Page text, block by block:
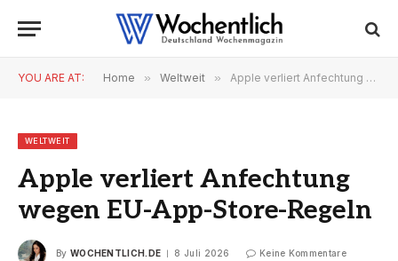
YOU ARE AT: Home » Weltweit » Apple verliert Anfechtung wegen EU-App-Store-Regeln
WELTWEIT
Apple verliert Anfechtung
wegen EU-App-Store-Regeln
By WOCHENTLICH.DE 8 Juli 2026 Keine Kommentare